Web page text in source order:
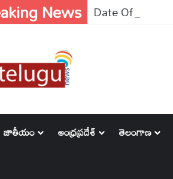
News Date Of Birth :
జాతీయం ఆంధ్రప్రదేశ్ తెలంగాణ